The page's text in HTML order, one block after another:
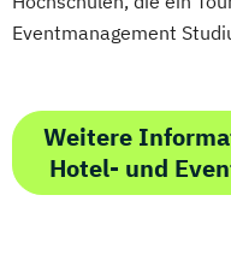
Eventmanagement
Weitere
Hotel- und